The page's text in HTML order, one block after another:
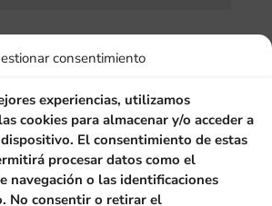
consentimiento
experiencias, utilizamos
cookies para almacenar y/o acceder a
El consentimiento de estas
procesar datos como el
navegación o las identificaciones
No consentir o retirar el
adicional
15 latas de 1 Litro
Premium Gran
Campaña